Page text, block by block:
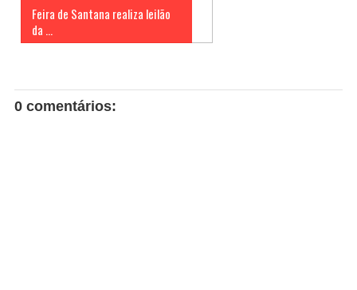
Feira de Santana realiza leilão
da ...
0 comentários: